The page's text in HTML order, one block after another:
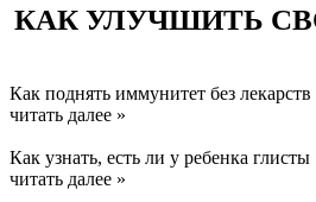
КАК УЛУЧШИТЬ
Как поднять иммунитет без лекарств
читать далее »
Как узнать, есть ли у ребенка глисты
читать далее »